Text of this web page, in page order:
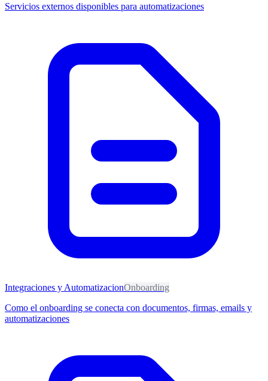
Servicios externos disponibles para automatizaciones
Integraciones y AutomatizacionOnboarding
Como el onboarding se conecta con documentos, firmas, emails y
automatizaciones